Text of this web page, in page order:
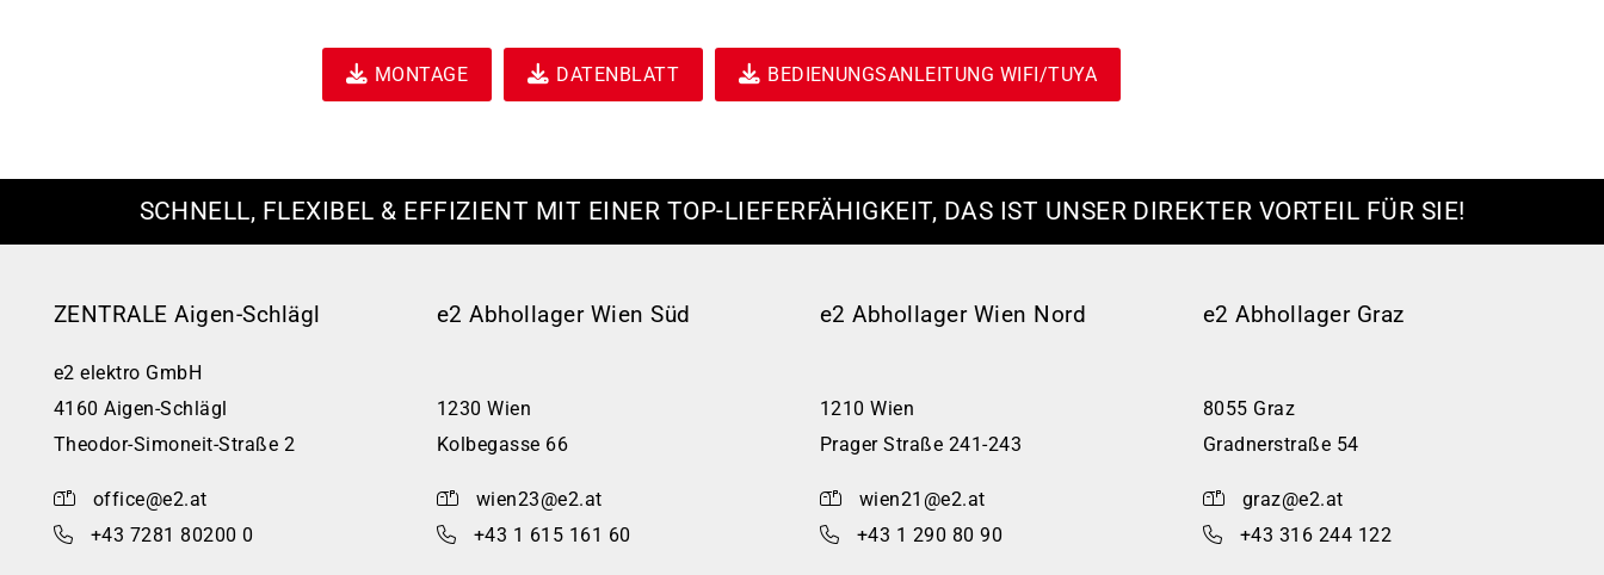
MONTAGE DATENBLATT BEDIENUNGSANLEITUNG WIFI/TUYA
SCHNELL, FLEXIBEL & EFFIZIENT MIT EINER TOP-LIEFERFÄHIGKEIT, DAS IST UNSER DIREKTER VORTEIL FÜR SIE!
ZENTRALE Aigen-Schlägl
e2 elektro GmbH
4160 Aigen-Schlägl
Theodor-Simoneit-Straße 2
office@e2.at
+43 7281 80200 0
e2 Abhollager Wien Süd
1230 Wien
Kolbegasse 66
wien23@e2.at
+43 1 615 161 60
e2 Abhollager Wien Nord
1210 Wien
Prager Straße 241-243
wien21@e2.at
+43 1 290 80 90
e2 Abhollager Graz
8055 Graz
Gradnerstraße 54
graz@e2.at
+43 316 244 122